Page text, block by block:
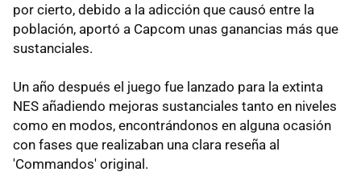
por cierto, debido a la adicción que causó entre la
población, aportó a Capcom unas ganancias más que
sustanciales.
Un año después el juego fue lanzado para la extinta
NES añadiendo mejoras sustanciales tanto en niveles
como en modos, encontrándonos en alguna ocasión
con fases que realizaban una clara reseña al
'Commandos' original.